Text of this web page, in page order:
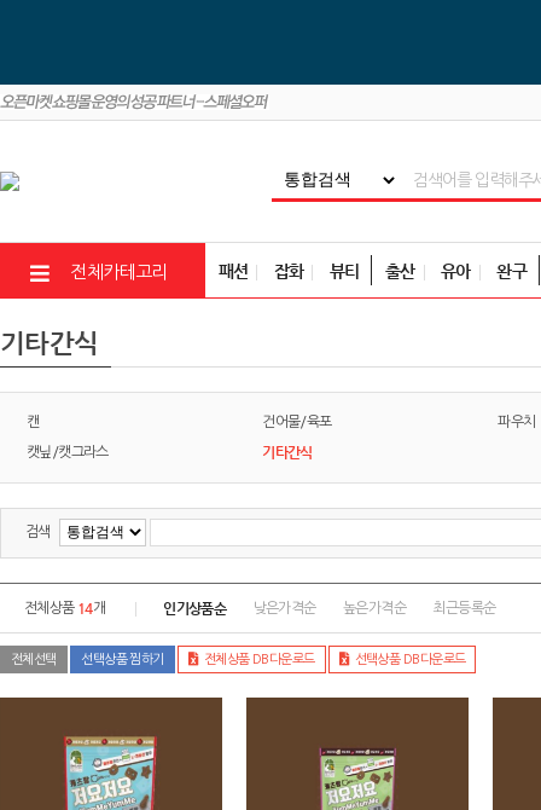
전체카테고리 패션 잡화 뷰티 출산 유아 완구
기타간식
캔 건어물/육포 파우치
캣닢/캣그라스 기타간식
검색
전체상품 14개 인기상품순 낮은가격순 높은가격순 최근등록순
전체선택 선택상품 찜하기 전체상품 DB다운로드 선택상품 DB다운로드